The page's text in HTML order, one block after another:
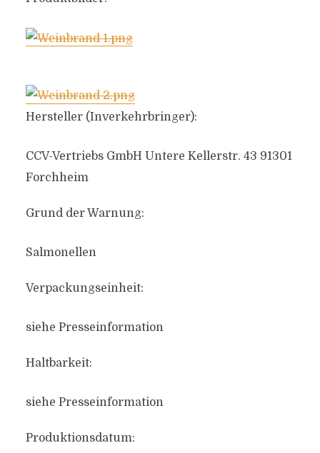
Hersteller (Inverkehrbringer):
CCV-Vertriebs GmbH Untere Kellerstr. 43 91301
Forchheim
Grund der Warnung:
Salmonellen
Verpackungseinheit:
siehe Presseinformation
Haltbarkeit:
siehe Presseinformation
Produktionsdatum: